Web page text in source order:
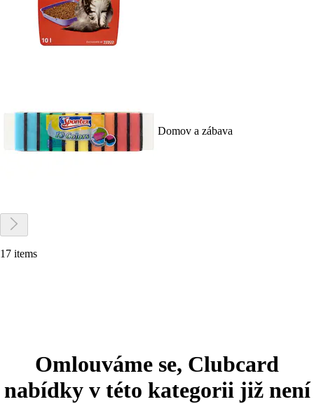
Domov a zábava
17 items
Omlouváme se, Clubcard
nabídky v této kategorii již není